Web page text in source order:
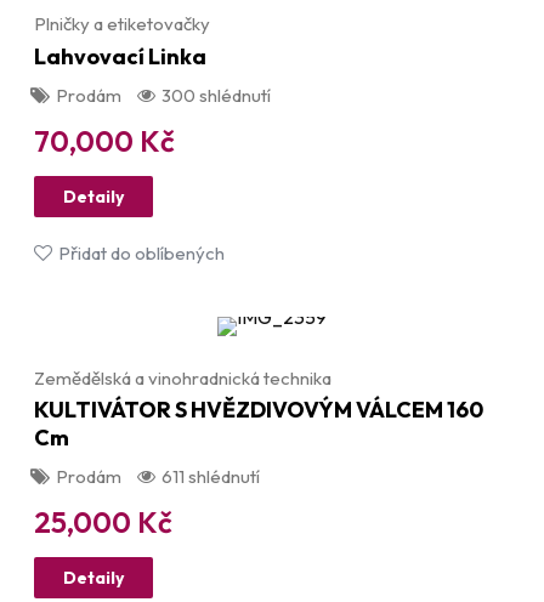
Plničky a etiketovačky
Lahvovací Linka
Prodám 300 shlédnutí
70,000 Kč
Detaily
Přidat do oblíbených
Zemědělská a vinohradnická technika
KULTIVÁTOR S HVĚZDIVOVÝM VÁLCEM 160
Cm
Prodám 611 shlédnutí
25,000 Kč
Detaily